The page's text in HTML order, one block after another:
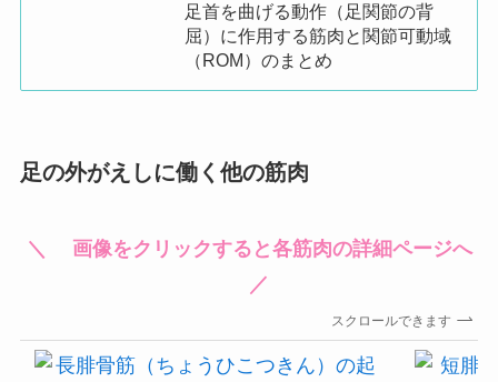
足首を曲げる動作（足関節の背
屈）に作用する筋肉と関節可動域
（ROM）のまとめ
足の外がえしに働く他の筋肉
＼ 画像をクリックすると各筋肉の詳細ページへ
／
スクロールできます